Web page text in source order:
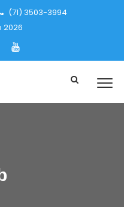
(71) 3503-3994
2026